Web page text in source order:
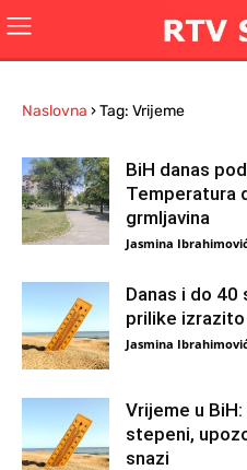
Naslovna ›Tag: Vrijeme
BiH danas
Temperatura
grmljavina
Jasmina
Danas i do
prilike
Jasmina
Vrijeme u
stepeni,
snazi